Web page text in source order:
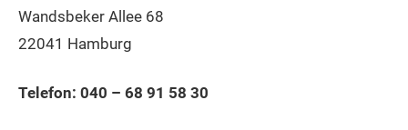
Wandsbeker Allee 68
22041 Hamburg
Telefon: 040 – 68 91 58 30